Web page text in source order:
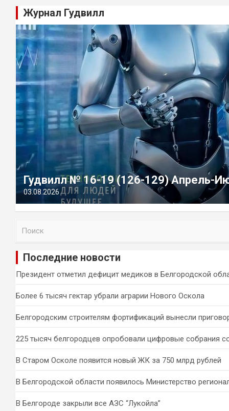
Журнал Гудвилл
Гудвилл № 16-19 (126-129) Апрель-
03.08.2026
и
Последние новости
Президент отметил дефицит медиков в Белгородской
Более 6 тысяч гектар убрали аграрии Нового Оскола
Белгородским строителям фортификаций вынесли
225 тысяч белгородцев опробовали цифровые собрания
В Старом Осколе появится новый ЖК за 750 млрд рублей
В Белгородской области появилось Министерство
В Белгороде закрыли все АЗС “Лукойла”